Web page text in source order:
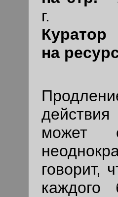
г.
на
может
говорит,
каждого